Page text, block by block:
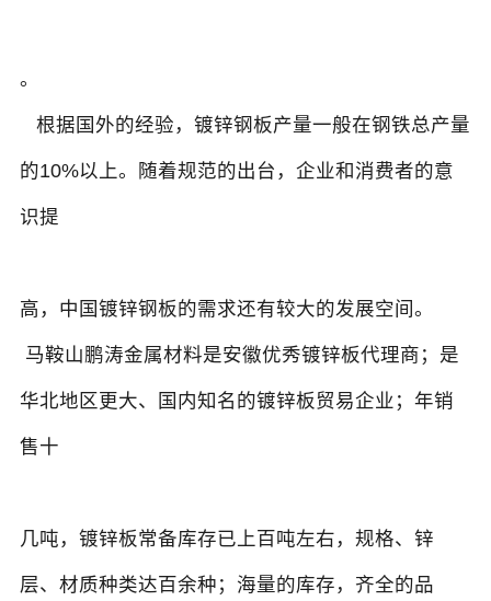
。
根据国外的经验，镀锌钢板产量一般在钢铁总产量
的10%以上。随着规范的出台，企业和消费者的意
识提
高，中国镀锌钢板的需求还有较大的发展空间。
马鞍山鹏涛金属材料是安徽优秀镀锌板代理商；是
华北地区更大、国内知名的镀锌板贸易企业；年销
售十
几吨，镀锌板常备库存已上百吨左右，规格、锌
层、材质种类达百余种；海量的库存，齐全的品